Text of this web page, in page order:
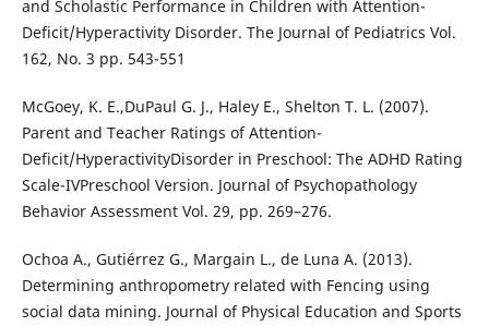
and Scholastic Performance in Children with Attention-
Deficit/Hyperactivity Disorder. The Journal of Pediatrics Vol.
162, No. 3 pp. 543-551
McGoey, K. E.,DuPaul G. J., Haley E., Shelton T. L. (2007).
Parent and Teacher Ratings of Attention-
Deficit/HyperactivityDisorder in Preschool: The ADHD Rating
Scale-IVPreschool Version. Journal of Psychopathology
Behavior Assessment Vol. 29, pp. 269–276.
Ochoa A., Gutiérrez G., Margain L., de Luna A. (2013).
Determining anthropometry related with Fencing using
social data mining. Journal of Physical Education and Sports